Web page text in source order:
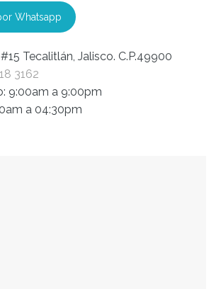
Whatsapp
Tecalitlán, Jalisco. C.P.49900
3162
9:00am a 9:00pm
a 04:30pm